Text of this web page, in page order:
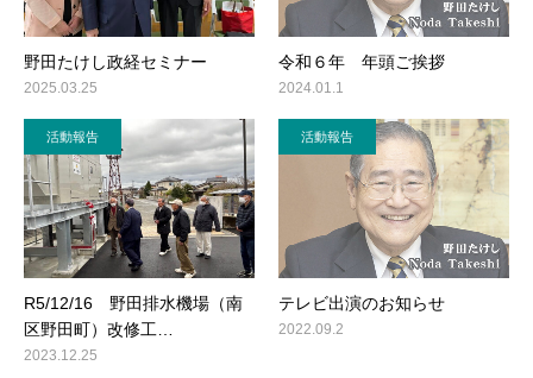
野田たけし政経セミナー
2025.03.25
令和６年 年頭ご挨拶
2024.01.1
活動報告
R5/12/16 野田排水機場（南
区野田町）改修工…
2023.12.25
活動報告
テレビ出演のお知らせ
2022.09.2